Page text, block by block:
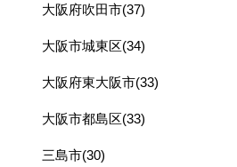
大阪府吹田市(37)
大阪市城東区(34)
大阪府東大阪市(33)
大阪市都島区(33)
三島市(30)